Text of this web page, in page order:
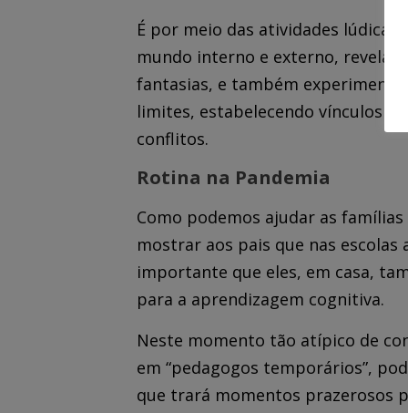
É por meio das atividades
mundo interno e externo,
fantasias, e também
limites, estabelecendo vínculos
conflitos.
Rotina na Pandemia
Como podemos ajudar as
mostrar aos pais que nas
importante que eles, em casa,
para a aprendizagem cognitiva.
Neste momento tão atípico de
em “pedagogos temporários”,
que trará momentos prazerosos